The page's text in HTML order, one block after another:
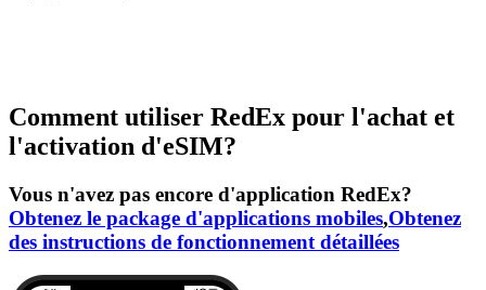
Comment utiliser RedEx pour l'achat et
l'activation d'eSIM?
Vous n'avez pas encore d'application RedEx?
Obtenez le package d'applications mobiles,Obtenez
des instructions de fonctionnement détaillées